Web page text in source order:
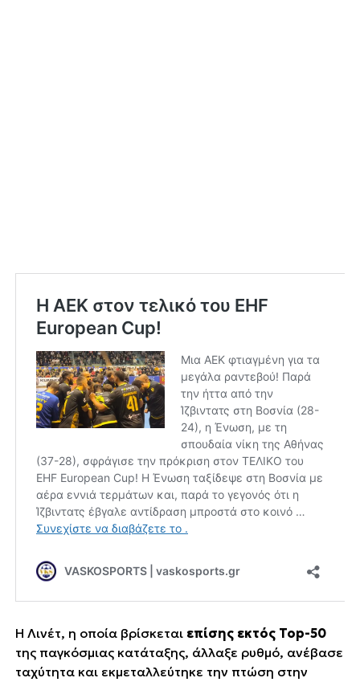
Η Λινέτ, η οποία βρίσκεται επίσης εκτός Top-50
της παγκόσμιας κατάταξης, άλλαξε ρυθμό, ανέβασε
ταχύτητα και εκμεταλλεύτηκε την πτώση στην